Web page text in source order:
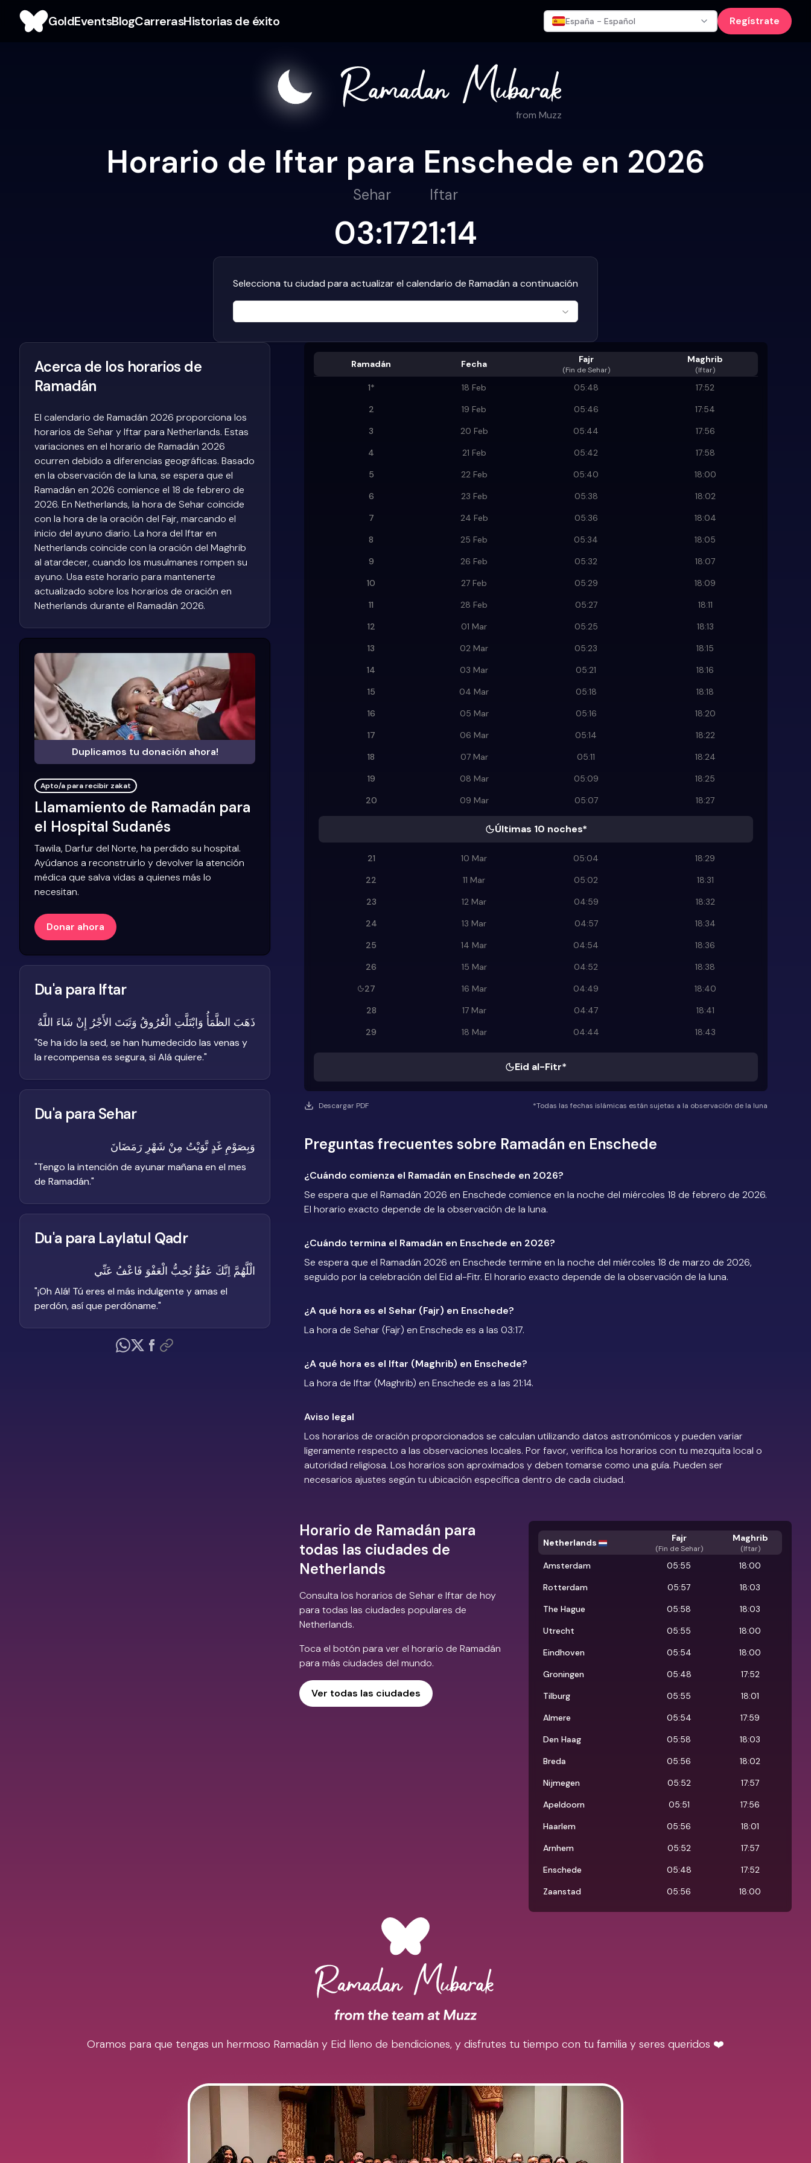
GoldEventsBlogCarrerasHistorias de éxito España - Español Regístrate
from Muzz
Horario de Iftar para Enschede en 2026
Sehar
03:17
Iftar
21:14
Selecciona tu ciudad para actualizar el calendario de Ramadán a continuación
Ramadán Fecha Fajr
(Fin de Sehar)
Maghrib
(Iftar)
1* 18 Feb 05:48
17:52
2
19 Feb 05:46
17:54
3
20 Feb 05:44
17:56
4
21 Feb 05:42
17:58
5
22 Feb 05:40
18:00
6
23 Feb 05:38
18:02
7
24 Feb 05:36
18:04
8
25 Feb 05:34
18:05
9
26 Feb 05:32
18:07
10
27 Feb 05:29
18:09
11
28 Feb 05:27
18:11
12
01 Mar 05:25
18:13
13
02 Mar 05:23
18:15
14
03 Mar 05:21
18:16
15
04 Mar 05:18
18:18
16
05 Mar 05:16
18:20
17
06 Mar 05:14
18:22
18
07 Mar 05:11
18:24
19
08 Mar 05:09
18:25
20
09 Mar 05:07 18:27
Últimas 10 noches*
21 10 Mar 05:04
18:29
22
11 Mar 05:02
18:31
23
12 Mar 04:59
18:32
24
13 Mar 04:57
18:34
25
14 Mar 04:54
18:36
26
15 Mar 04:52
18:38
27
16 Mar 04:49
18:40
28
17 Mar 04:47
18:41
29
18 Mar 04:44 18:43
Eid al-Fitr*
Descargar PDF *Todas las fechas islámicas están sujetas a la observación de la luna
Preguntas frecuentes sobre Ramadán en Enschede
¿Cuándo comienza el Ramadán en Enschede en 2026?
Se espera que el Ramadán 2026 en Enschede comience en la noche del miércoles 18 de febrero de 2026.
El horario exacto depende de la observación de la luna.
¿Cuándo termina el Ramadán en Enschede en 2026?
Se espera que el Ramadán 2026 en Enschede termine en la noche del miércoles 18 de marzo de 2026,
seguido por la celebración del Eid al-Fitr. El horario exacto depende de la observación de la luna.
¿A qué hora es el Sehar (Fajr) en Enschede?
La hora de Sehar (Fajr) en Enschede es a las 03:17.
¿A qué hora es el Iftar (Maghrib) en Enschede?
La hora de Iftar (Maghrib) en Enschede es a las 21:14.
Aviso legal
Los horarios de oración proporcionados se calculan utilizando datos astronómicos y pueden variar
ligeramente respecto a las observaciones locales. Por favor, verifica los horarios con tu mezquita local o
autoridad religiosa. Los horarios son aproximados y deben tomarse como una guía. Pueden ser
necesarios ajustes según tu ubicación específica dentro de cada ciudad.
Horario de Ramadán para
todas las ciudades de
Netherlands
Consulta los horarios de Sehar e Iftar de hoy
para todas las ciudades populares de
Netherlands.
Toca el botón para ver el horario de Ramadán
para más ciudades del mundo.
Ver todas las ciudades
Netherlands Fajr
(Fin de Sehar)
Maghrib
(Iftar)
Amsterdam 05:55
18:00
Rotterdam
05:57
18:03
The Hague
05:58
18:03
Utrecht
05:55
18:00
Eindhoven
05:54
18:00
Groningen
05:48
17:52
Tilburg
05:55
18:01
Almere
05:54
17:59
Den Haag
05:58
18:03
Breda
05:56
18:02
Nijmegen
05:52
17:57
Apeldoorn
05:51
17:56
Haarlem
05:56
18:01
Arnhem
05:52
17:57
Enschede
05:48
17:52
Zaanstad
05:56 18:00
Acerca de los horarios de
Ramadán
El calendario de Ramadán 2026 proporciona los
horarios de Sehar y Iftar para Netherlands. Estas
variaciones en el horario de Ramadán 2026
ocurren debido a diferencias geográficas. Basado
en la observación de la luna, se espera que el
Ramadán en 2026 comience el 18 de febrero de
2026. En Netherlands, la hora de Sehar coincide
con la hora de la oración del Fajr, marcando el
inicio del ayuno diario. La hora del Iftar en
Netherlands coincide con la oración del Maghrib
al atardecer, cuando los musulmanes rompen su
ayuno. Usa este horario para mantenerte
actualizado sobre los horarios de oración en
Netherlands durante el Ramadán 2026.
Duplicamos tu donación ahora!
Apto/a para recibir zakat
Llamamiento de Ramadán para
el Hospital Sudanés
Tawila, Darfur del Norte, ha perdido su hospital.
Ayúdanos a reconstruirlo y devolver la atención
médica que salva vidas a quienes más lo
necesitan.
Donar ahora
Du'a para Iftar
ذَهَبَ الظَّمَأُ وَابْتَلَّتِ الْعُرُوقُ وَثَبَتَ الأَجْرُ إِنْ شَاءَ اللَّهُ
"Se ha ido la sed, se han humedecido las venas y
la recompensa es segura, si Alá quiere."
Du'a para Sehar
وَبِصَوْمِ غَدٍ نَّوَيْتُ مِنْ شَهْرِ رَمَضَانَ
"Tengo la intención de ayunar mañana en el mes
de Ramadán."
Du'a para Laylatul Qadr
الْلَّهُمَّ اِنَّكَ عَفُوٌّ تُحِبُّ الْعَفْوَ فَاعْفُ عَنِّي
"¡Oh Alá! Tú eres el más indulgente y amas el
perdón, así que perdóname."
Oramos para que tengas un hermoso Ramadán y Eid lleno de bendiciones, y disfrutes tu tiempo con tu familia y seres queridos ❤️